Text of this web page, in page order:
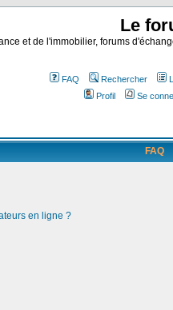
Le
et de l'immobilier, forums
FAQ Rechercher
Profil
Se
FAQ
en ligne ?